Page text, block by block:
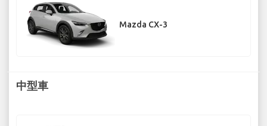
Mazda CX-3
中型車